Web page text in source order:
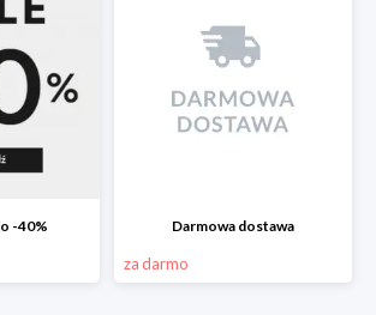
-40% Darmowa dostawa
za darmo